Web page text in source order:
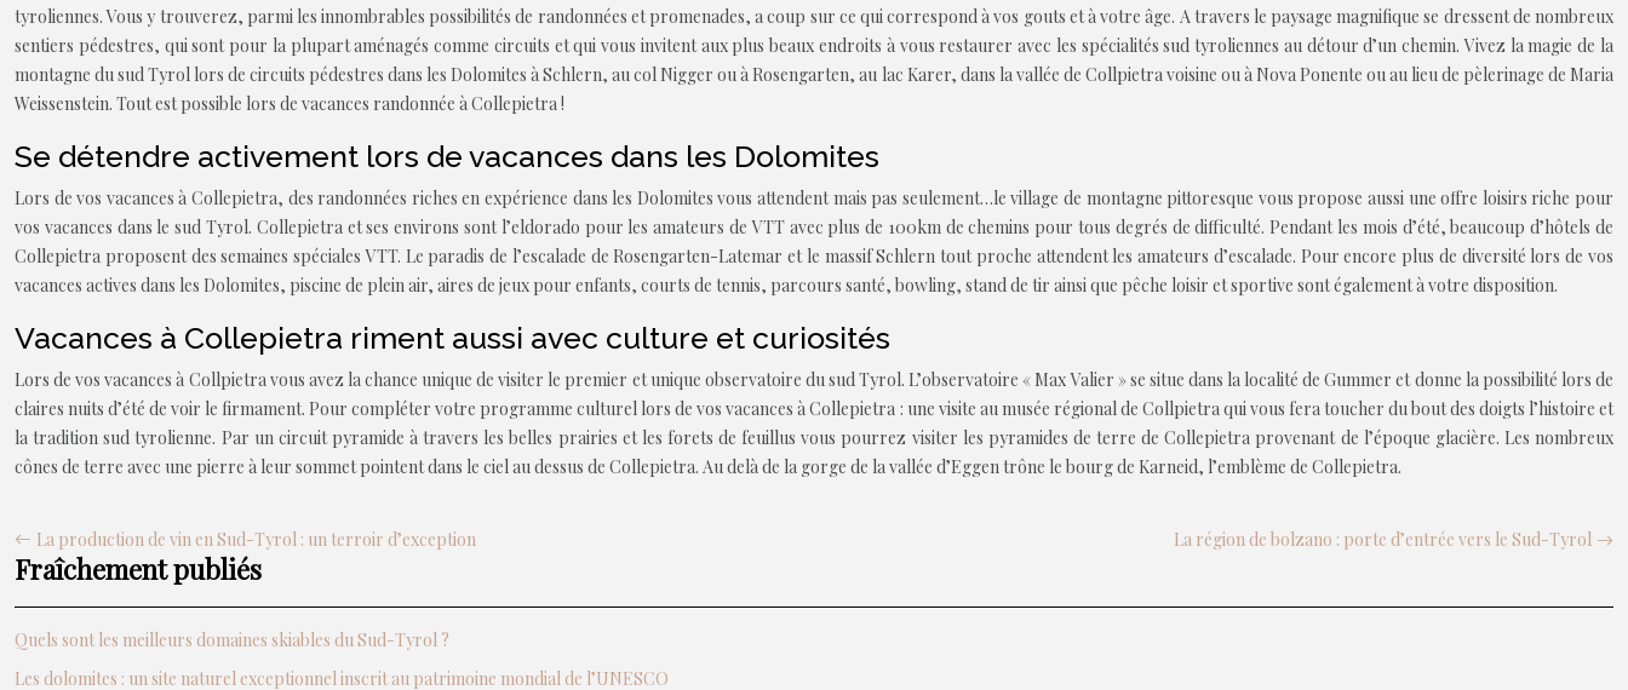
tyroliennes. Vous y trouverez, parmi les innombrables possibilités de randonnées et promenades, a coup sur ce qui correspond à vos gouts et à votre âge. A travers le paysage magnifique se dressent de nombreux
sentiers pédestres, qui sont pour la plupart aménagés comme circuits et qui vous invitent aux plus beaux endroits à vous restaurer avec les spécialités sud tyroliennes au détour d’un chemin. Vivez la magie de la
montagne du sud Tyrol lors de circuits pédestres dans les Dolomites à Schlern, au col Nigger ou à Rosengarten, au lac Karer, dans la vallée de Collpietra voisine ou à Nova Ponente ou au lieu de pèlerinage de Maria
Weissenstein. Tout est possible lors de vacances randonnée à Collepietra !
Se détendre activement lors de vacances dans les Dolomites
Lors de vos vacances à Collepietra, des randonnées riches en expérience dans les Dolomites vous attendent mais pas seulement…le village de montagne pittoresque vous propose aussi une offre loisirs riche pour
vos vacances dans le sud Tyrol. Collepietra et ses environs sont l’eldorado pour les amateurs de VTT avec plus de 100km de chemins pour tous degrés de difficulté. Pendant les mois d’été, beaucoup d’hôtels de
Collepietra proposent des semaines spéciales VTT. Le paradis de l’escalade de Rosengarten-Latemar et le massif Schlern tout proche attendent les amateurs d’escalade. Pour encore plus de diversité lors de vos
vacances actives dans les Dolomites, piscine de plein air, aires de jeux pour enfants, courts de tennis, parcours santé, bowling, stand de tir ainsi que pêche loisir et sportive sont également à votre disposition.
Vacances à Collepietra riment aussi avec culture et curiosités
Lors de vos vacances à Collpietra vous avez la chance unique de visiter le premier et unique observatoire du sud Tyrol. L’observatoire « Max Valier » se situe dans la localité de Gummer et donne la possibilité lors de
claires nuits d’été de voir le firmament. Pour compléter votre programme culturel lors de vos vacances à Collepietra : une visite au musée régional de Collpietra qui vous fera toucher du bout des doigts l’histoire et
la tradition sud tyrolienne. Par un circuit pyramide à travers les belles prairies et les forets de feuillus vous pourrez visiter les pyramides de terre de Collepietra provenant de l’époque glacière. Les nombreux
cônes de terre avec une pierre à leur sommet pointent dans le ciel au dessus de Collepietra. Au delà de la gorge de la vallée d’Eggen trône le bourg de Karneid, l’emblème de Collepietra.
La production de vin en Sud-Tyrol : un terroir d’exception La région de bolzano : porte d’entrée vers le Sud-Tyrol
Fraîchement publiés
Quels sont les meilleurs domaines skiables du Sud-Tyrol ?
Les dolomites : un site naturel exceptionnel inscrit au patrimoine mondial de l’UNESCO